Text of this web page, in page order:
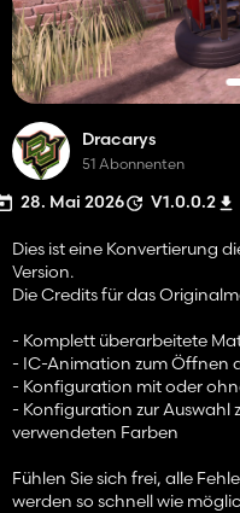
Dracarys
51 Abonnenten
28. Mai 2026 V1.0.0.2
Dies ist eine Konvertierung
Version.
Die Credits für das
- Komplett überarbeitete
- IC-Animation zum Öffnen
- Konfiguration mit oder
- Konfiguration zur Auswahl
verwendeten Farben
Fühlen Sie sich frei, alle
werden so schnell wie